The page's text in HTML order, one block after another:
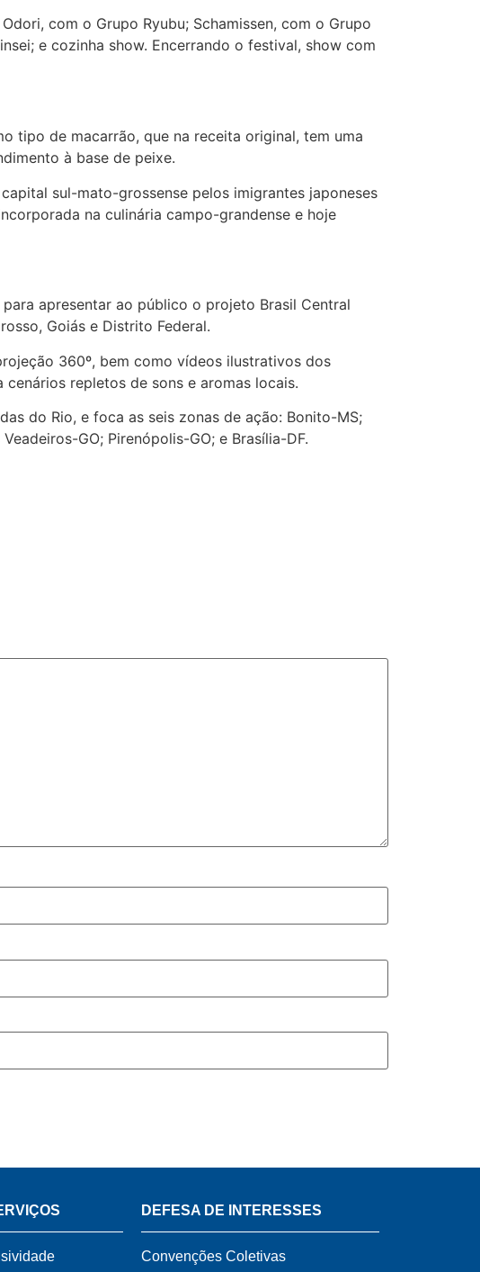
com o Grupo Ryubu; Schamissen, com o Grupo
e cozinha show. Encerrando o festival, show com
tipo de macarrão, que na receita original, tem uma
à base de peixe.
sul-mato-grossense pelos imigrantes japoneses
na culinária campo-grandense e hoje
apresentar ao público o projeto Brasil Central
Goiás e Distrito Federal.
360º, bem como vídeos ilustrativos dos
repletos de sons e aromas locais.
do Rio, e foca as seis zonas de ação: Bonito-MS;
GO; Pirenópolis-GO; e Brasília-DF.
DEFESA DE INTERESSES
Convenções Coletivas